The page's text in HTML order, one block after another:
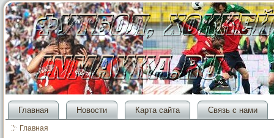
Главная Новости Карта сайта Связь с нами
Главная